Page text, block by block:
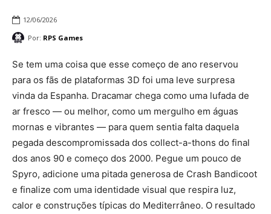
12/06/2026
Por: RPS Games
Se tem uma coisa que esse começo de ano reservou
para os fãs de plataformas 3D foi uma leve surpresa
vinda da Espanha. Dracamar chega como uma lufada de
ar fresco — ou melhor, como um mergulho em águas
mornas e vibrantes — para quem sentia falta daquela
pegada descompromissada dos collect-a-thons do final
dos anos 90 e começo dos 2000. Pegue um pouco de
Spyro, adicione uma pitada generosa de Crash Bandicoot
e finalize com uma identidade visual que respira luz,
calor e construções típicas do Mediterrâneo. O resultado